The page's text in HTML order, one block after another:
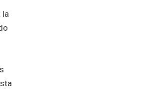
la